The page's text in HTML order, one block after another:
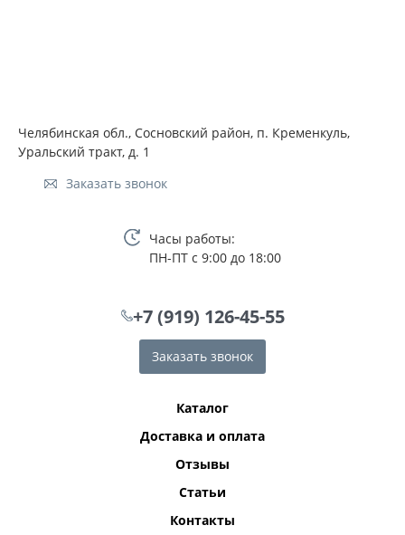
Челябинская обл., Сосновский район, п. Кременкуль,
Уральский тракт, д. 1
Заказать звонок
Часы работы:
ПН-ПТ с 9:00 до 18:00
+7 (919) 126-45-55
Заказать звонок
Каталог
Доставка и оплата
Отзывы
Статьи
Контакты